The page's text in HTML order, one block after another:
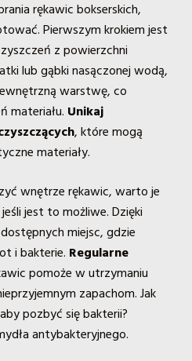
rękawic bokserskich,
Pierwszym krokiem jest
z powierzchni
lub gąbki nasączonej wodą,
warstwę, co
materiału. Unikaj
, które mogą
materiały.
wnętrze rękawic, warto je
jest to możliwe. Dzięki
miejsc, gdzie
i bakterie. Regularne
pomoże w utrzymaniu
zapachom. Jak
pozbyć się bakterii?
antybakteryjnego.